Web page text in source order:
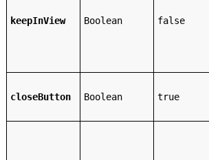
keepInView Boolean false
closeButton Boolean true